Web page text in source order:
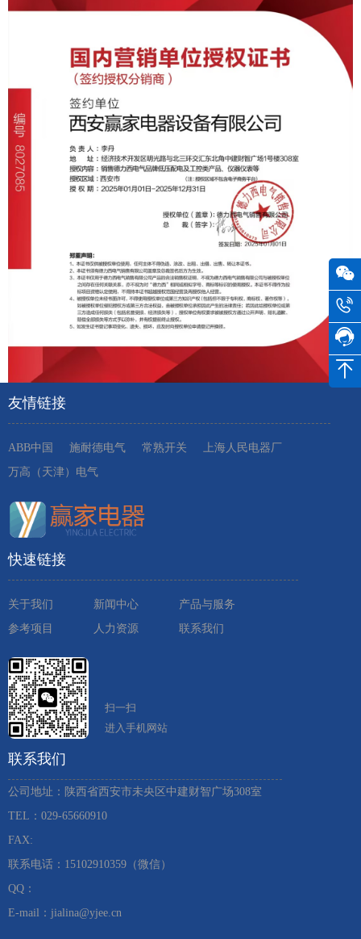
友情链接
ABB中国 施耐德电气 常熟开关
上海人民电器厂
万高（天津）电气
快速链接
关于我们 新闻中心
产品与服务
参考项目
人力资源 联系我们
扫一扫
进入手机网站
联系我们
公司地址：陕西省西安市未央区中建财智广场308室
TEL：029-65660910 ​
FAX:
联系电话：15102910359（微信）
QQ：
E-mail：jialina@yjee.cn